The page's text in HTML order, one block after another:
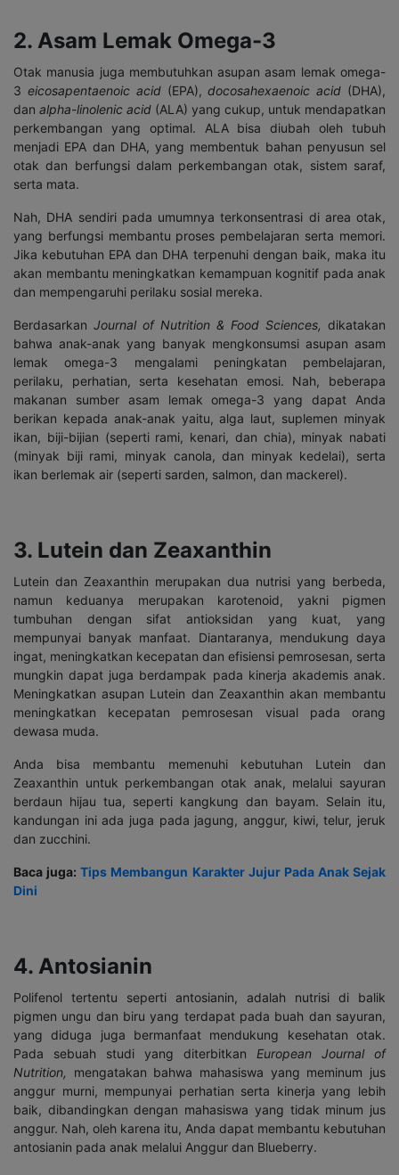
2. Asam Lemak Omega-3
Otak manusia juga membutuhkan asupan asam lemak omega-
3 eicosapentaenoic acid(EPA),docosahexaenoic acid (DHA),
dan alpha-linolenic acid (ALA) yang cukup, untuk mendapatkan
perkembangan yang optimal. ALA bisa diubah oleh tubuh
menjadi EPA dan DHA, yang membentuk bahan penyusun sel
otak dan berfungsi dalam perkembangan otak, sistem saraf,
serta mata.
Nah, DHA sendiri pada umumnya terkonsentrasi di area otak,
yang berfungsi membantu proses pembelajaran serta memori.
Jika kebutuhan EPA dan DHA terpenuhi dengan baik, maka itu
akan membantu meningkatkan kemampuan kognitif pada anak
dan mempengaruhi perilaku sosial mereka.
Berdasarkan Journal of Nutrition & Food Sciences, dikatakan
bahwa anak-anak yang banyak mengkonsumsi asupan asam
lemak omega-3 mengalami peningkatan pembelajaran,
perilaku, perhatian, serta kesehatan emosi. Nah, beberapa
makanan sumber asam lemak omega-3 yang dapat Anda
berikan kepada anak-anak yaitu, alga laut, suplemen minyak
ikan, biji-bijian (seperti rami, kenari, dan chia), minyak nabati
(minyak biji rami, minyak canola, dan minyak kedelai), serta
ikan berlemak air (seperti sarden, salmon, dan mackerel).
3. Lutein dan Zeaxanthin
Lutein dan Zeaxanthin merupakan dua nutrisi yang berbeda,
namun keduanya merupakan karotenoid, yakni pigmen
tumbuhan dengan sifat antioksidan yang kuat, yang
mempunyai banyak manfaat. Diantaranya, mendukung daya
ingat, meningkatkan kecepatan dan efisiensi pemrosesan, serta
mungkin dapat juga berdampak pada kinerja akademis anak.
Meningkatkan asupan Lutein dan Zeaxanthin akan membantu
meningkatkan kecepatan pemrosesan visual pada orang
dewasa muda.
Anda bisa membantu memenuhi kebutuhan Lutein dan
Zeaxanthin untuk perkembangan otak anak, melalui sayuran
berdaun hijau tua, seperti kangkung dan bayam. Selain itu,
kandungan ini ada juga pada jagung, anggur, kiwi, telur, jeruk
dan zucchini.
Baca juga:Tips Membangun Karakter Jujur Pada Anak Sejak
Dini
4. Antosianin
Polifenol tertentu seperti antosianin, adalah nutrisi di balik
pigmen ungu dan biru yang terdapat pada buah dan sayuran,
yang diduga juga bermanfaat mendukung kesehatan otak.
Pada sebuah studi yang diterbitkan European Journal of
Nutrition,
mengatakan bahwa mahasiswa yang meminum jus
anggur murni, mempunyai perhatian serta kinerja yang lebih
baik, dibandingkan dengan mahasiswa yang tidak minum jus
anggur. Nah, oleh karena itu, Anda dapat membantu kebutuhan
antosianin pada anak melalui Anggur dan Blueberry.